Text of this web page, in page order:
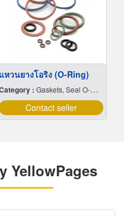
แหวนยางโอริง (O-Ring)
: Gaskets, Seal O-Ring and Oil Seals
Contact seller
YellowPages